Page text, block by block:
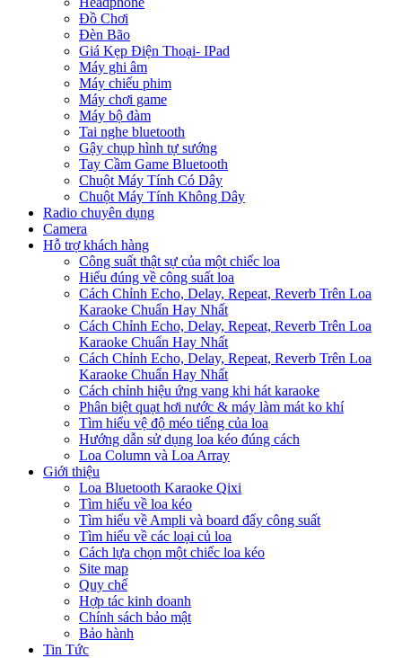
Đồ Chơi
Đèn Bão
Giá Kẹp Điện Thoại- IPad
Máy ghi âm
Máy chiếu phim
Máy chơi game
Máy bộ đàm
Tai nghe bluetooth
Gậy chụp hình tự sướng
Tay Cầm Game Bluetooth
Chuột Máy Tính Có Dây
Chuột Máy Tính Không Dây
Radio chuyên dụng
Camera
Hỗ trợ khách hàng
Công suất thật sự của một chiếc loa
Hiểu đúng về công suất loa
Cách Chỉnh Echo, Delay, Repeat, Reverb Trên Loa
Karaoke Chuẩn Hay Nhất
Cách Chỉnh Echo, Delay, Repeat, Reverb Trên Loa
Karaoke Chuẩn Hay Nhất
Cách Chỉnh Echo, Delay, Repeat, Reverb Trên Loa
Karaoke Chuẩn Hay Nhất
Cách chỉnh hiệu ứng vang khi hát karaoke
Phân biệt quạt hơi nước & máy làm mát ko khí
Tìm hiểu vệ độ méo tiếng của loa
Hướng dẫn sử dụng loa kéo đúng cách
Loa Column và Loa Array
Giới thiệu
Loa Bluetooth Karaoke Qixi
Tìm hiểu về loa kéo
Tìm hiểu về Ampli và board đẩy công suất
Tìm hiểu về các loại củ loa
Cách lựa chọn một chiếc loa kéo
Site map
Quy chế
Hợp tác kinh doanh
Chính sách bảo mật
Bảo hành
Tin Tức